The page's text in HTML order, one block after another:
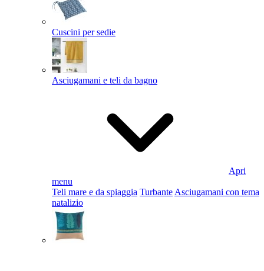
Cuscini per sedie
Asciugamani e teli da bagno
Apri
menu
Teli mare e da spiaggia Turbante Asciugamani con tema
natalizio